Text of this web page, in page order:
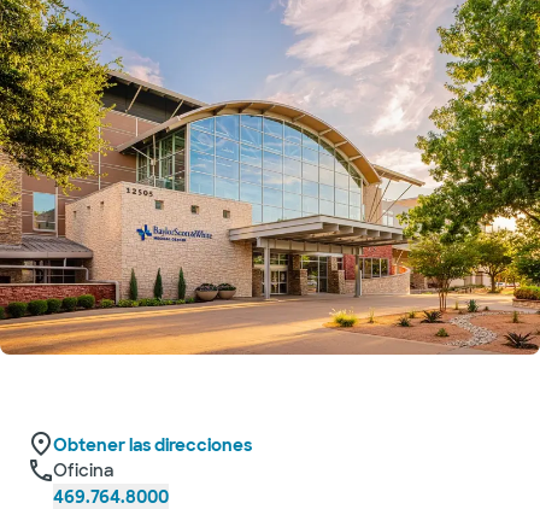
Obtener las direcciones
Oficina
469.764.8000